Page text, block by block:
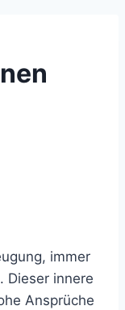
immer
Dieser innere
Ansprüche